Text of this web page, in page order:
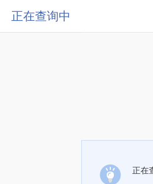
正在查询中
正在